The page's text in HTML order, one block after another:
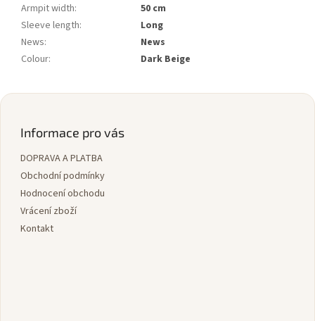
Armpit width:
50 cm
Sleeve length:
Long
News:
News
Colour: Dark Beige
Z
Informace pro vás
DOPRAVA A PLATBA
Obchodní podmínky
Hodnocení obchodu
Vrácení zboží
Kontakt